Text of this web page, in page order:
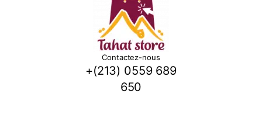
Contactez-nous
+(213) 0559 689
650